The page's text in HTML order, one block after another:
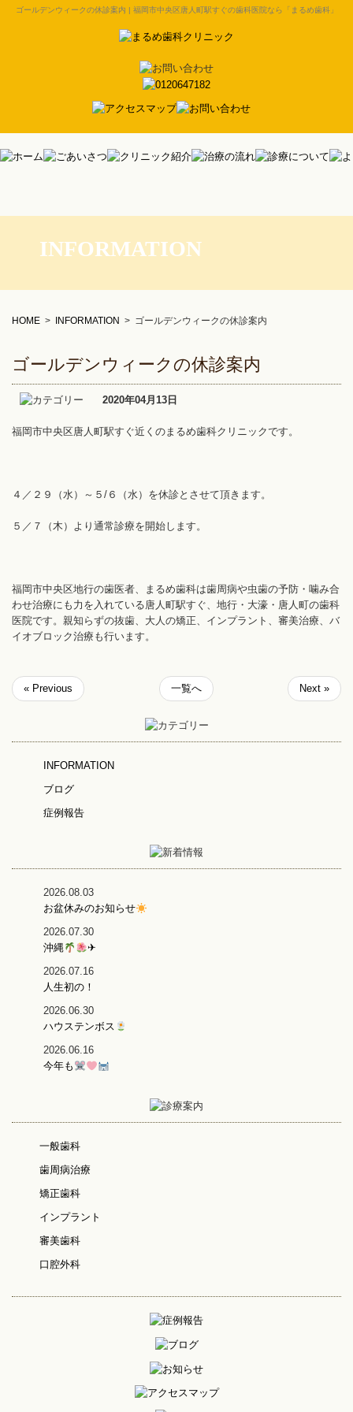
ゴールデンウィークの休診案内 | 福岡市中央区唐人町駅すぐの歯科医院なら「まるめ歯科」
INFORMATION
HOME > INFORMATION > ゴールデンウィークの休診案内
ゴールデンウィークの休診案内
2020年04月13日
福岡市中央区唐人町駅すぐ近くのまるめ歯科クリニックです。
４／２９（水）～５/６（水）を休診とさせて頂きます。
５／７（木）より通常診療を開始します。
福岡市中央区地行の歯医者、まるめ歯科は歯周病や虫歯の予防・噛み合
わせ治療にも力を入れている唐人町駅すぐ、地行・大濠・唐人町の歯科
医院です。親知らずの抜歯、大人の矯正、インプラント、審美治療、バ
イオブロック治療も行います。
« Previous 一覧へ Next »
INFORMATION
ブログ
症例報告
2026.08.03
お盆休みのお知らせ
2026.07.30
沖縄
✈
2026.07.16
人生初の！
2026.06.30
ハウステンボス
2026.06.16
今年も
一般歯科
歯周病治療
矯正歯科
インプラント
審美歯科
口腔外科